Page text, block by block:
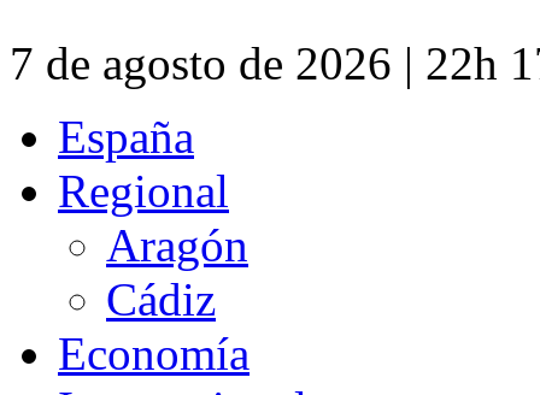
7 de agosto de 2026 | 22h
España
Regional
Aragón
Cádiz
Economía